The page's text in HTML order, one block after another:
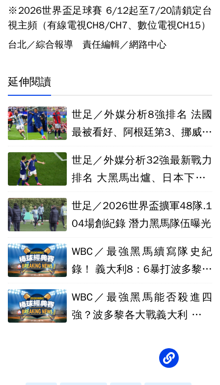
※2026世界盃足球賽 6/12起至7/20請鎖定台
視主頻（有線電視CH8/CH7、數位電視CH15）
台北／綜合報導 責任編輯／網路中心
延伸閱讀
世足／外媒分析8強排名 法國
最被看好、阿根廷第3、挪威大
世足／外媒分析32強最新戰力
排名 大黑馬出爐、日本下滑2
世足／2026世界盃擴軍48隊.1
04場創紀錄 潛力黑馬隊伍曝光
WBC／最強黑馬續寫隊史紀
錄！ 義大利8：6暴打波多黎各
WBC／最強黑馬能否殺進四
強？波多黎各大戰義大利 先發